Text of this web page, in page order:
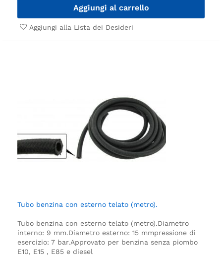
Aggiungi al carrello
Aggiungi alla Lista dei Desideri
Tubo benzina con esterno telato (metro).
Tubo benzina con esterno telato (metro).Diametro
interno: 9 mm.Diametro esterno: 15 mmpressione di
esercizio: 7 bar.Approvato per benzina senza piombo
E10, E15 , E85 e diesel